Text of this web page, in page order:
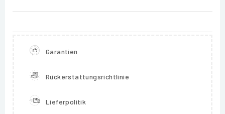
Garantien
Rückerstattungsrichtlinie
Lieferpolitik